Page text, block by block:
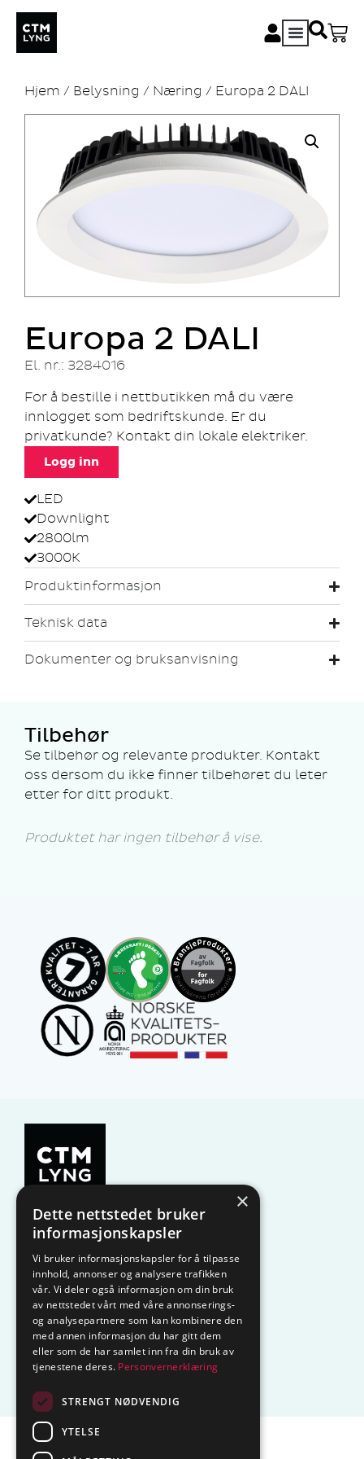
Hjem / Belysning / Næring / Europa 2 DALI
Europa 2 DALI
El. nr.: 3284016
For å bestille i nettbutikken må du være
innlogget som bedriftskunde. Er du
privatkunde? Kontakt din lokale elektriker.
Logg inn
LED
Downlight
2800lm
3000K
Produktinformasjon
Teknisk data
Dokumenter og bruksanvisning
Tilbehør
Se tilbehør og relevante produkter. Kontakt
oss dersom du ikke finner tilbehøret du leter
etter for ditt produkt.
Produktet har ingen tilbehør å vise.
KAMPANJE Komfyrvakt
Belysning Lysstyring
Varmestyring Vannstopp
Frostsikring Smarthus – OP
Centrol
Sentralbord tlf.
×
Dette nettstedet bruker
informasjonskapsler
Vi bruker informasjonskapsler for å tilpasse
innhold, annonser og analysere trafikken
vår. Vi deler også informasjon om din bruk
av nettstedet vårt med våre annonserings-
og analysepartnere som kan kombinere den
med annen informasjon du har gitt dem
eller som de har samlet inn fra din bruk av
tjenestene deres. Personvernerklæring
STRENGT NØDVENDIG
YTELSE